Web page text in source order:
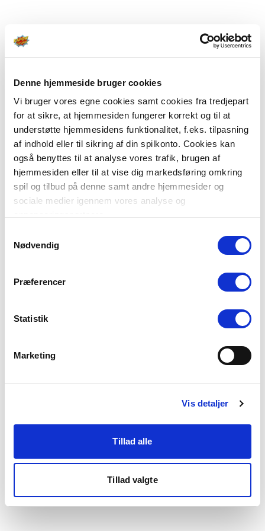
Denne hjemmeside bruger cookies
Vi bruger vores egne cookies samt cookies fra tredjepart
for at sikre, at hjemmesiden fungerer korrekt og til at
understøtte hjemmesidens funktionalitet, f.eks. tilpasning
af indhold eller til sikring af din spilkonto. Cookies kan
også benyttes til at analyse vores trafik, brugen af
hjemmesiden eller til at vise dig markedsføring omkring
spil og tilbud på denne samt andre hjemmesider og
sociale medier igennem vores analyse og
Du kan læse mere om vores brug af cookies under
"Detaljer" eller ved at klikke videre til vores Cookiepolitik,
Nødvendig
Præferencer
Statistik
Marketing
Vis detaljer
Tillad alle
Tillad valgte